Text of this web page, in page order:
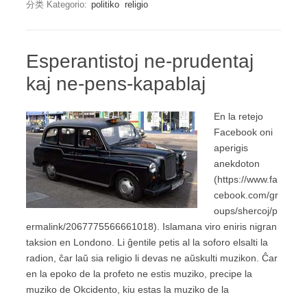
分类 Kategorio: politiko religio
Esperantistoj ne-prudentaj
kaj ne-pens-kapablaj
En la retejo
Facebook oni
aperigis
anekdoton
(https://www.fa
cebook.com/gr
oups/shercoj/p
ermalink/2067775566661018). Islamana viro eniris nigran
taksion en Londono. Li ĝentile petis al la soforo elsalti la
radion, ĉar laŭ sia religio li devas ne aŭskulti muzikon. Ĉar
en la epoko de la profeto ne estis muziko, precipe la
muziko de Okcidento, kiu estas la muziko de la